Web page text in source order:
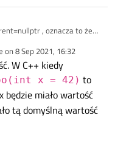
, oznacza to że
on8 Sep 2021, 16:32
by
W C++ kiedy
x = 42) to
będzie miało wartość
tą domyślną wartość